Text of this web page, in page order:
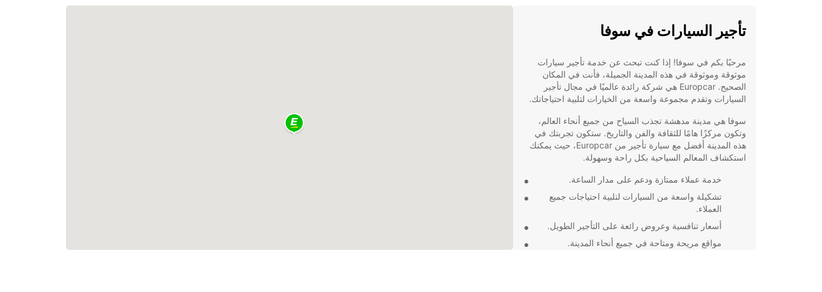
تأجير السيارات في سوفا
مرحبًا بكم في سوفا! إذا كنت تبحث عن خدمة تأجير سيارات
موثوقة وموثوقة في هذه المدينة الجميلة، فأنت في المكان
الصحيح. Europcar هي شركة رائدة عالميًا في مجال تأجير
السيارات وتقدم مجموعة واسعة من الخيارات لتلبية احتياجاتك.
سوفا هي مدينة مدهشة تجذب السياح من جميع أنحاء العالم،
وتكون مركزًا هامًا للثقافة والفن والتاريخ. ستكون تجربتك في
هذه المدينة أفضل مع سيارة تأجير من Europcar، حيث يمكنك
استكشاف المعالم السياحية بكل راحة وسهولة.
خدمة عملاء ممتازة ودعم على مدار الساعة.
تشكيلة واسعة من السيارات لتلبية احتياجات جميع
العملاء.
أسعار تنافسية وعروض رائعة على التأجير الطويل.
مواقع مريحة ومتاحة في جميع أنحاء المدينة.